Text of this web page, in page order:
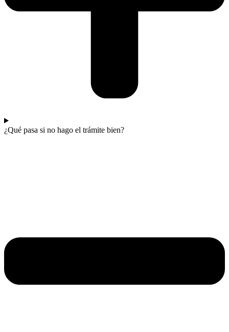
¿Qué pasa si no hago el trámite bien?